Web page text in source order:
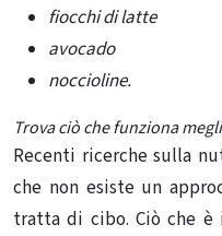
fiocchi di latte
avocado
noccioline.
Trova ciò che funziona
Recenti ricerche sulla
che non esiste un
tratta di cibo. Ciò che